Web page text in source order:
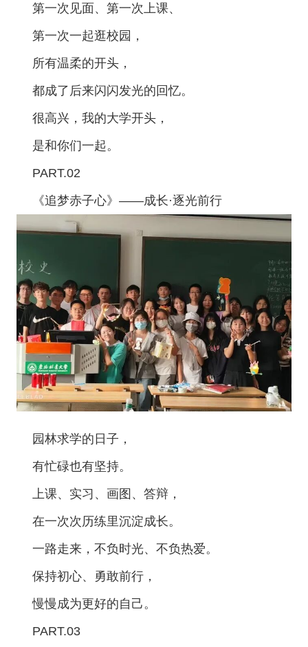
第一次见面、第一次上课、
第一次一起逛校园，
所有温柔的开头，
都成了后来闪闪发光的回忆。
很高兴，我的大学开头，
是和你们一起。
PART.02
《追梦赤子心》——成长·逐光前行
园林求学的日子，
有忙碌也有坚持。
上课、实习、画图、答辩，
在一次次历练里沉淀成长。
一路走来，不负时光、不负热爱。
保持初心、勇敢前行，
慢慢成为更好的自己。
PART.03